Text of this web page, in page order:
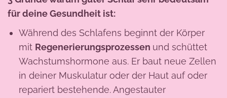
für deine Gesundheit ist:
Während des Schlafens beginnt der Körper
mit Regenerierungsprozessen und schüttet
Wachstumshormone aus. Er baut neue Zellen
in deiner Muskulatur oder der Haut auf oder
repariert bestehende. Angestauter